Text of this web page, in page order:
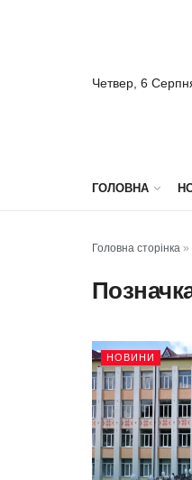
Четвер, 6
ГОЛОВНА
Головна сторінка »
НОВИНИ